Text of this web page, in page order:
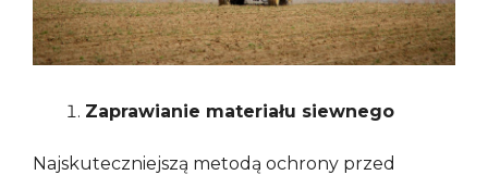
Zaprawianie materiału siewnego
Najskuteczniejszą metodą ochrony przed